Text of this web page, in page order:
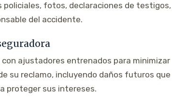
policiales, fotos, declaraciones de
del accidente.
ajustadores entrenados para minimizar
su reclamo, incluyendo daños futuros
proteger sus intereses.